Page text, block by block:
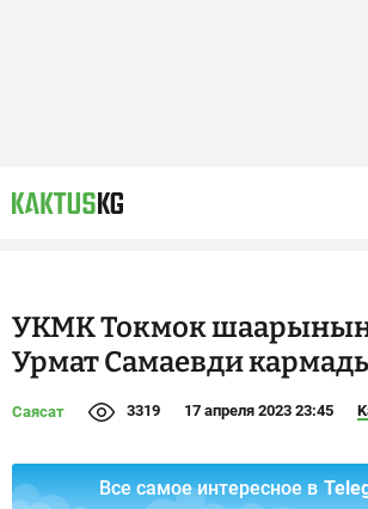
УКМК Токмок
Урмат Самаевди
Саясат 3319 17 апреля 2023 23:45
Все самое интересное в